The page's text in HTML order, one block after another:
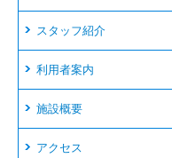
スタッフ紹介
利用者案内
施設概要
アクセス